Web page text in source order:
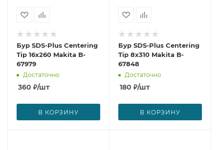
Бур SDS-Plus Centering
Tip 16x260 Makita B-
67979
Достаточно
360 ₽/шт
В КОРЗИНУ
Бур SDS-Plus Centering
Tip 8x310 Makita B-
67848
Достаточно
180 ₽/шт
В КОРЗИНУ